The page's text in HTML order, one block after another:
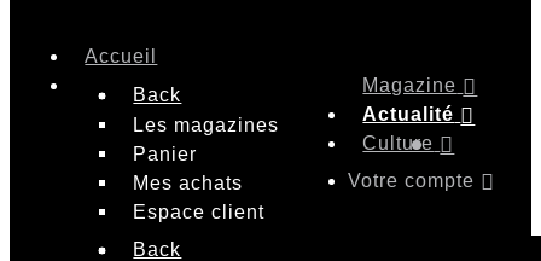
Accueil
Magazine
Back
Les magazines
Panier
Mes achats
Espace client
Actualité
Back
Culture
Votre compte